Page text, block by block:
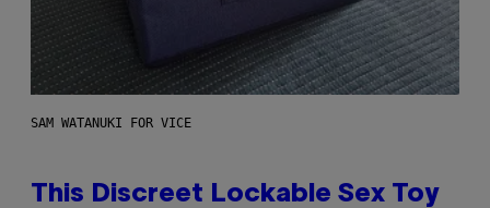
SAM WATANUKI FOR VICE
This Discreet Lockable Sex Toy